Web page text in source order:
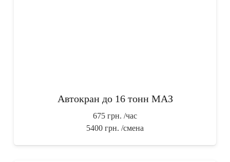
Автокран до 16 тонн МАЗ
675 грн. /час
5400 грн. /смена